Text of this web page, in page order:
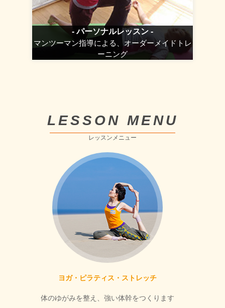
- パーソナルレッスン -
マンツーマン指導による、オーダーメイドトレ
ーニング
LESSON MENU
レッスンメニュー
ヨガ・ピラティス・ストレッチ
体のゆがみを整え、強い体幹をつくります